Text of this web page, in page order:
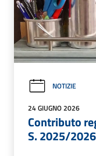
NOTIZIE
24 GIUGNO 2026
Contributo
S. 2025/2026